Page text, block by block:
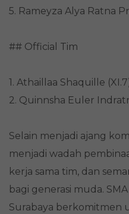
5. Rameyza Alya Ratna
## Official Tim
1. Athaillaa Shaquille
2. Quinnsha Euler
Selain menjadi ajang
menjadi wadah
kerja sama tim, dan
bagi generasi muda.
Surabaya